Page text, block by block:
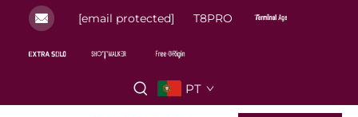
[email protected] T8PRO
PT